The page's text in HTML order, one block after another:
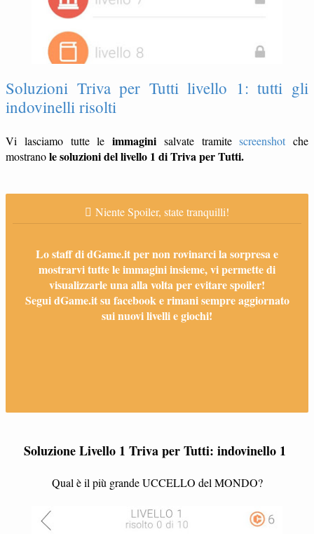
Soluzioni Triva per Tutti livello 1: tutti gli
indovinelli risolti
Vi lasciamo tutte le immagini salvate tramitescreenshot che
mostranole soluzioni del livello 1 di Triva per Tutti.
Niente Spoiler, state tranquilli!
Lo staff di dGame.it per non rovinarci la sorpresa e
mostrarvi tutte le immagini insieme, vi permette di
visualizzarle una alla volta per evitare spoiler!
Segui dGame.it su facebook e rimani sempre aggiornato
sui nuovi livelli e giochi!
Soluzione Livello 1 Triva per Tutti: indovinello 1
Qual è il più grande UCCELLO del MONDO?